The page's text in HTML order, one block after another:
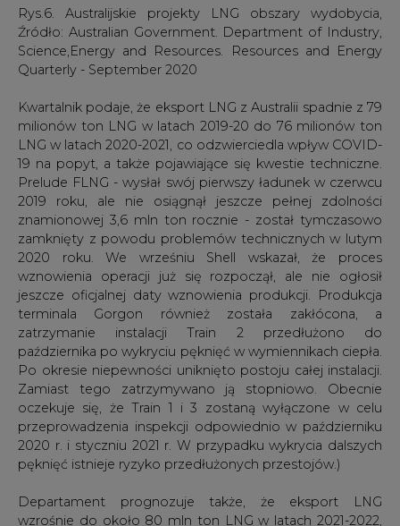
października po wykryciu pęknięć w wymiennikach ciepła.
Po okresie niepewności uniknięto postoju całej instalacji.
Zamiast tego zatrzymywano ją stopniowo. Obecnie
oczekuje się, że Train 1 i 3 zostaną wyłączone w celu
2020 r. i styczniu 2021 r. W przypadku wykrycia dalszych
pęknięć istnieje ryzyko przedłużonych przestojów.)
Departament prognozuje także, że eksport LNG
wzrośnie do około 80 mln ton LNG w latach 2021-2022,
ponieważ wpływ COVID-19 i problemy techniczne
ustąpią czy złagodnieją. W raporcie stwierdzono, że
wstrzymanie produkcji w instalacji LNG w Darwin odbije
się na wielkości eksportu w 2022 roku oraz podkreślono,
że złoża Bayu-Undan są już praktycznie wyczerpane,
wskazując na konieczność nowych odkryć lub
intensyfikacji produkcji.
Departament w swojej analizie stwierdził, że perspektywy
kolejnej fali inwestycji w australijskie projekty LNG są nadal
niejasne, ze względu na słabe warunki rynkowe
skutkujące redukcjami wydatków kapitałowych, odpisami
i odroczeniami procesów FID, a na przykład projekty
Darwin i North West Shelf będą wymagały jako
uzupełnień surowca z nowych zagospodarowywanych
złóż gazu już od 2021 r. 6